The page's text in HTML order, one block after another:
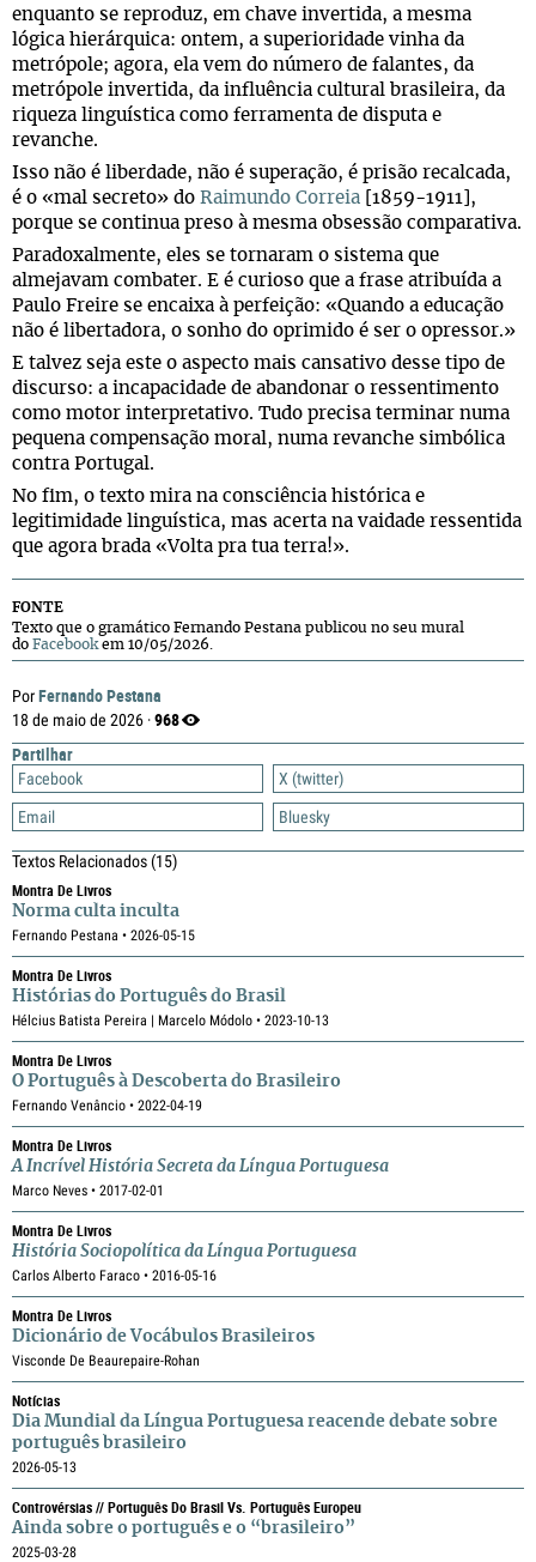
PorFernando Pestana
18 de maio de 2026 ·968
Partilhar
Facebook
X (twitter)
Email
Bluesky
Textos Relacionados(15)
Montra De Livros
Norma culta inculta
Fernando Pestana • 2026-05-15
Montra De Livros
Histórias do Português do Brasil
Hélcius Batista Pereira | Marcelo Módolo • 2023-10-13
Montra De Livros
O Português à Descoberta do Brasileiro
Fernando Venâncio • 2022-04-19
Montra De Livros
A Incrível História Secreta da Língua Portuguesa
Marco Neves • 2017-02-01
Montra De Livros
História Sociopolítica da Língua Portuguesa
Carlos Alberto Faraco • 2016-05-16
Montra De Livros
Dicionário de Vocábulos Brasileiros
Visconde De Beaurepaire-Rohan
Notícias
Dia Mundial da Língua Portuguesa reacende debate sobre
português brasileiro
2026-05-13
Controvérsias // Português Do Brasil Vs. Português Europeu
Ainda sobre o português e o “brasileiro”
2025-03-28
enquanto se reproduz, em chave invertida, a mesma
lógica hierárquica: ontem, a superioridade vinha da
metrópole; agora, ela vem do número de falantes, da
metrópole invertida, da influência cultural brasileira, da
riqueza linguística como ferramenta de disputa e
revanche.
Isso não é liberdade, não é superação, é prisão recalcada,
é o «mal secreto» do Raimundo Correia [1859-1911],
porque se continua preso à mesma obsessão comparativa.
Paradoxalmente, eles se tornaram o sistema que
almejavam combater. E é curioso que a frase atribuída a
Paulo Freire se encaixa à perfeição: «Quando a educação
não é libertadora, o sonho do oprimido é ser o opressor.»
E talvez seja este o aspecto mais cansativo desse tipo de
discurso: a incapacidade de abandonar o ressentimento
como motor interpretativo. Tudo precisa terminar numa
pequena compensação moral, numa revanche simbólica
contra Portugal.
No fim, o texto mira na consciência histórica e
legitimidade linguística, mas acerta na vaidade ressentida
que agora brada «Volta pra tua terra!».
FONTE
Texto que o gramático Fernando Pestana publicou no seu mural
do Facebookem 10/05/2026.